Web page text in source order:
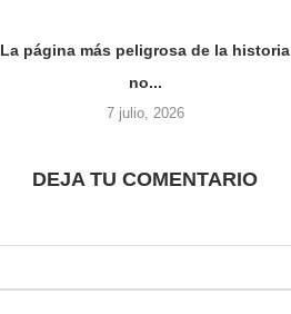
La página más peligrosa de la historia
no...
7 julio, 2026
DEJA TU COMENTARIO